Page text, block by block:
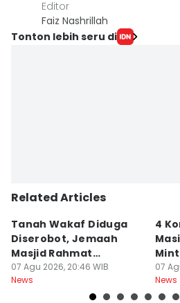
Editor
Faiz Nashrillah
Tonton lebih seru di
Related Articles
Tanah Wakaf Diduga
Diserobot, Jemaah
Masjid Rahmat
Surabaya Protes
07 Agu 2026, 20:46 WIB
News
4
07
News